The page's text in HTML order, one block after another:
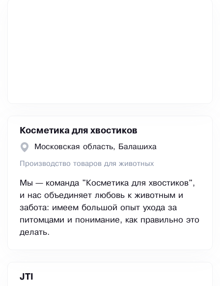
Косметика для хвостиков
Московская область, Балашиха
Производство товаров для животных
Мы — команда "Косметика для хвостиков",
и нас объединяет любовь к животным и
забота: имеем большой опыт ухода за
питомцами и понимание, как правильно это
делать.
JTI